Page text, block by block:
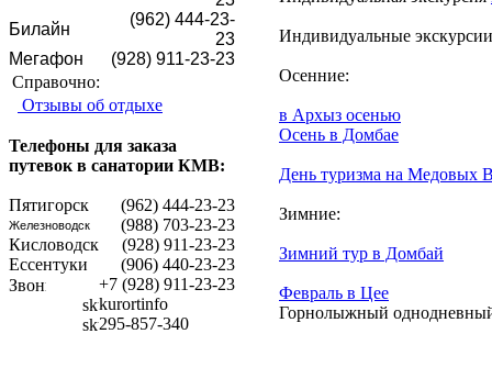
Билайн
(962) 444-23-
23
Мегафон
(928) 911-23-23
Справочно:
Отзывы об отдыхе
Телефоны для заказа
путевок в санатории КМВ:
Пятигорск (962) 444-23-23
Железноводск
(988) 703-23-23
Кисловодск
(928) 911-23-23
Ессентуки
(906) 440-23-23
+7 (928) 911-23-23
kurortinfo
295-857-340
Индивидуальные
Осенние:
в Архыз осенью
Осень в Домбае
День туризма на Медовых
Зимние:
Зимний тур в Домбай
Февраль в Цее
Горнолыжный